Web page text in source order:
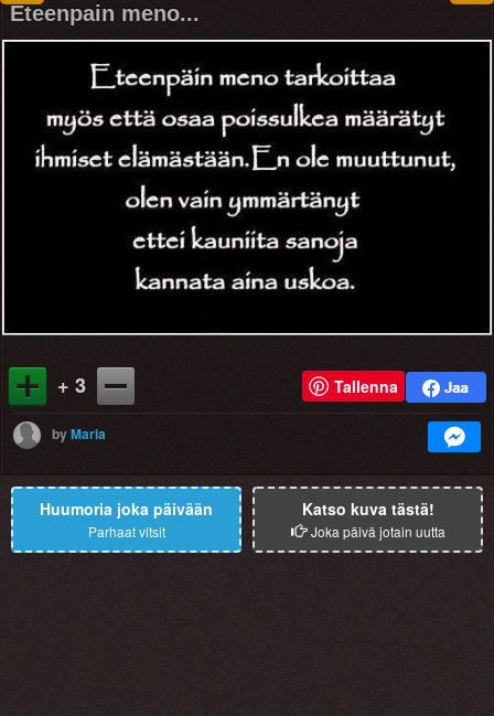
Eteenpain meno...
+ 3 Tallenna
byMaria
Huumoria joka päivään
Parhaat vitsit
Katso kuva tästä!
Joka päivä jotain uutta